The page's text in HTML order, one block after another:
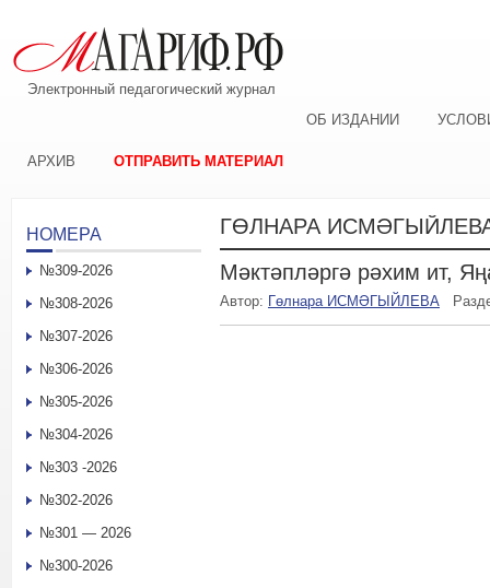
Электронный педагогический журнал
ОБ ИЗДАНИИ
АРХИВ ОТПРАВИТЬ МАТЕРИАЛ
ГӨЛНАРА
Мәктәпләргә рәхим ит,
Автор: Гөлнара ИСМӘГЫЙЛЕВА
НОМЕРА
№309-2026
№308-2026
№307-2026
№306-2026
№305-2026
№304-2026
№303 -2026
№302-2026
№301 — 2026
№300-2026